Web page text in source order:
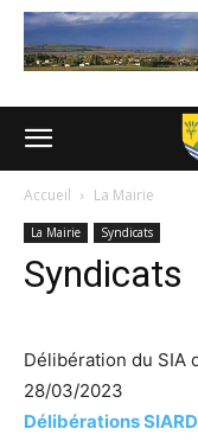
Accueil La Mairie
La Mairie Syndicats
Syndicats
Délibération du SIA
28/03/2023
Délibérations